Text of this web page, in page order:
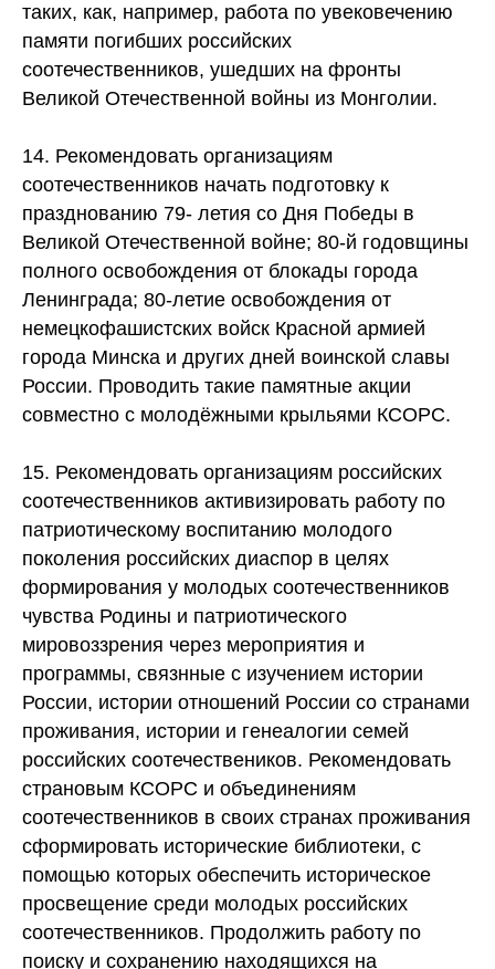
таких, как, например, работа по увековечению
памяти погибших российских
соотечественников, ушедших на фронты
Великой Отечественной войны из Монголии.
14. Рекомендовать организациям
соотечественников начать подготовку к
празднованию 79- летия со Дня Победы в
Великой Отечественной войне; 80-й годовщины
полного освобождения от блокады города
Ленинграда; 80-летие освобождения от
немецкофашистских войск Красной армией
города Минска и других дней воинской славы
России. Проводить такие памятные акции
совместно с молодёжными крыльями КСОРС.
15. Рекомендовать организациям российских
соотечественников активизировать работу по
патриотическому воспитанию молодого
поколения российских диаспор в целях
формирования у молодых соотечественников
чувства Родины и патриотического
мировоззрения через мероприятия и
программы, связнные с изучением истории
России, истории отношений России со странами
проживания, истории и генеалогии семей
российских соотечествеников. Рекомендовать
страновым КСОРС и объединениям
соотечественников в своих странах проживания
сформировать исторические библиотеки, с
помощью которых обеспечить историческое
просвещение среди молодых российских
соотечественников. Продолжить работу по
поиску и сохранению находящихся на